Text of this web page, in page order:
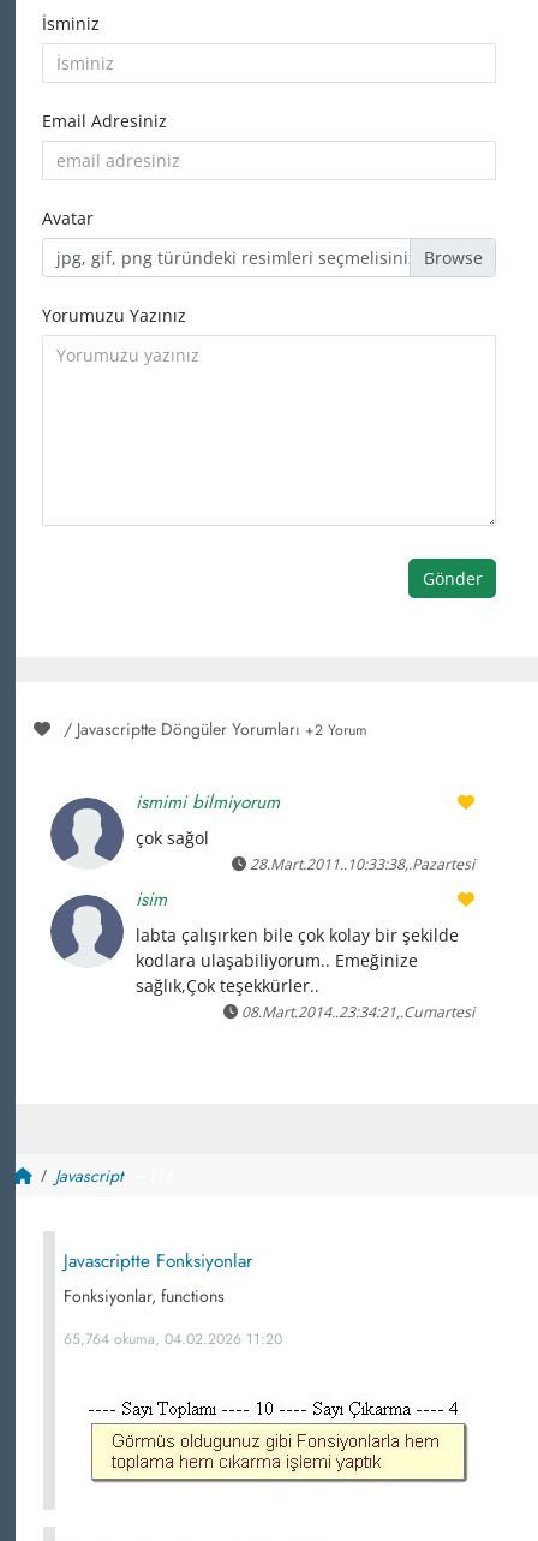
İsminiz
Email Adresiniz
Avatar
jpg, gif, png türündeki resimleri seçmelisiniz
Yorumuzu Yazınız
Gönder
/ Javascriptte Döngüler Yorumları +2 Yorum
ismimi bilmiyorum
çok sağol
28.Mart.2011..10:33:38,.Pazartesi
isim
labta çalışırken bile çok kolay bir şekilde
kodlara ulaşabiliyorum.. Emeğinize
sağlık,Çok teşekkürler..
08.Mart.2014..23:34:21,.Cumartesi
Javascript
Javascriptte Fonksiyonlar
Fonksiyonlar, functions
65,764 okuma, 04.02.2026 11:20